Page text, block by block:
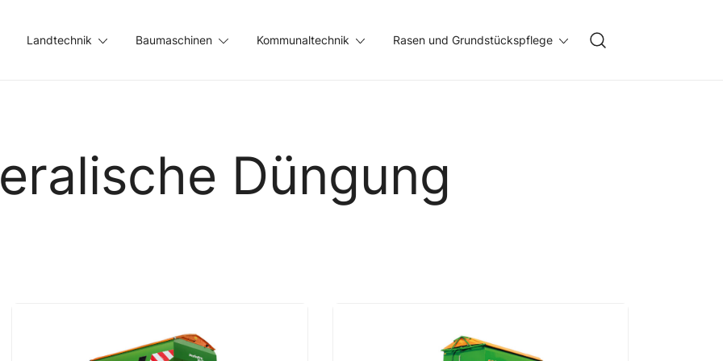
Landtechnik Baumaschinen Kommunaltechnik Rasen und Grundstückspflege
Düngung